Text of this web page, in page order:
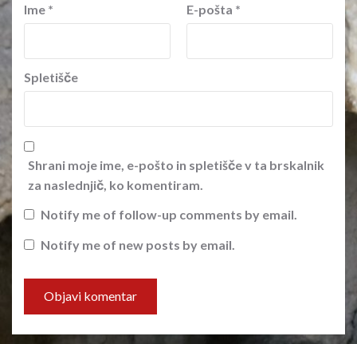
Ime * E-pošta *
Spletišče
Shrani moje ime, e-pošto in spletišče v ta brskalnik
za naslednjič, ko komentiram.
Notify me of follow-up comments by email.
Notify me of new posts by email.